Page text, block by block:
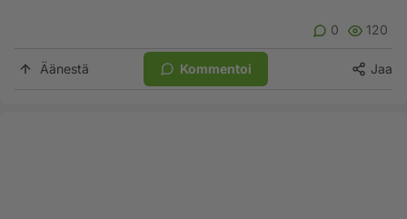
0 120
Äänestä Kommentoi Jaa